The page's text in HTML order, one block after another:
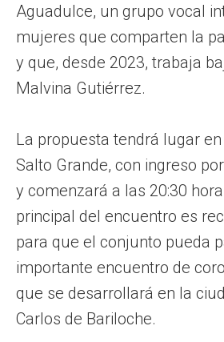
Aguadulce, un grupo vocal
mujeres que comparten la
y que, desde 2023, trabaja
Malvina Gutiérrez.
La propuesta tendrá lugar
Salto Grande, con ingreso
y comenzará a las 20:30
principal del encuentro es
para que el conjunto pueda
importante encuentro de
que se desarrollará en la
Carlos de Bariloche.